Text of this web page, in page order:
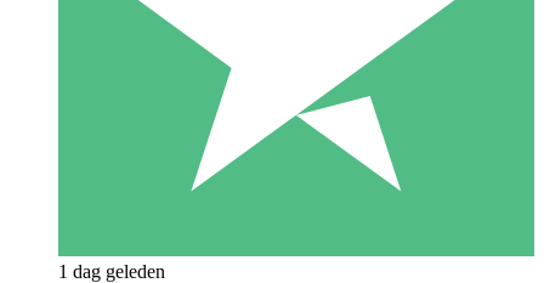
1 dag geleden